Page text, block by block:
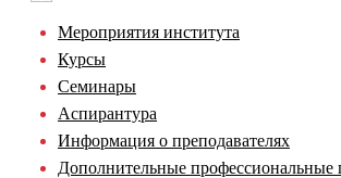
Мероприятия института
Курсы
Семинары
Аспирантура
Информация о преподавателях
Дополнительные